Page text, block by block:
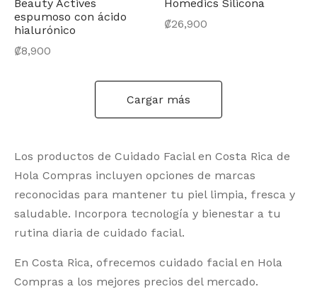
Beauty Actives
espumoso con ácido
hialurónico
₡8,900
Homedics Silicona
₡26,900
Cargar más
Los productos de Cuidado Facial en Costa Rica de
Hola Compras incluyen opciones de marcas
reconocidas para mantener tu piel limpia, fresca y
saludable. Incorpora tecnología y bienestar a tu
rutina diaria de cuidado facial.
En Costa Rica, ofrecemos cuidado facial en Hola
Compras a los mejores precios del mercado.